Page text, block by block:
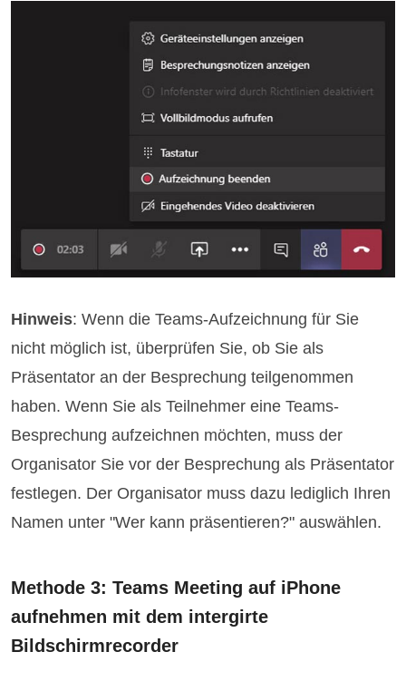
Hinweis: Wenn die Teams-Aufzeichnung für Sie
nicht möglich ist, überprüfen Sie, ob Sie als
Präsentator an der Besprechung teilgenommen
haben. Wenn Sie als Teilnehmer eine Teams-
Besprechung aufzeichnen möchten, muss der
Organisator Sie vor der Besprechung als Präsentator
festlegen. Der Organisator muss dazu lediglich Ihren
Namen unter "Wer kann präsentieren?" auswählen.
Methode 3: Teams Meeting auf iPhone
aufnehmen mit dem intergirte
Bildschirmrecorder